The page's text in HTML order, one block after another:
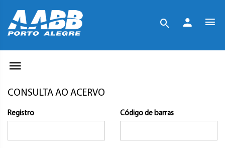
CONSULTA AO ACERVO
Registro Código de barras